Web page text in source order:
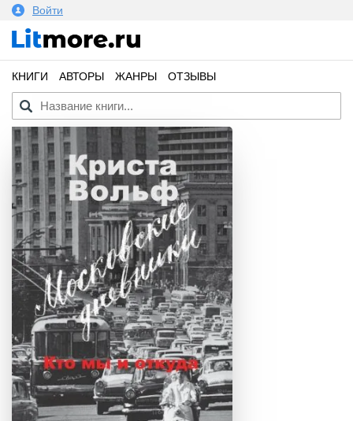
Войти
КНИГИ АВТОРЫ ЖАНРЫ ОТЗЫВЫ